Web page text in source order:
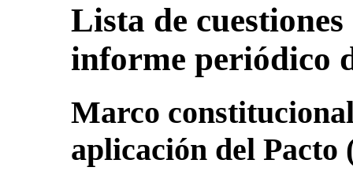
Lista de
informe periódico
Marco
aplicación del Pacto